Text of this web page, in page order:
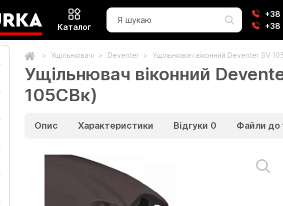
Каталог
Ущільнювачі Deventer Ущільнювач віконний Deventer SV
Ущільнювач віконний
105СВк)
Опис Характеристики Відгуки 0 Файли до